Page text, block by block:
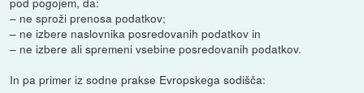
– ne sproži prenosa podatkov;
– ne izbere naslovnika posredovanih podatkov in
– ne izbere ali spremeni vsebine posredovanih podatkov.
In pa primer iz sodne prakse Evropskega sodišča: